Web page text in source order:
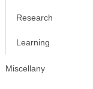
Research
Learning
Miscellany